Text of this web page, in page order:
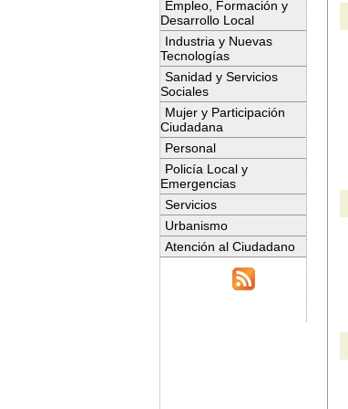
Empleo, Formación y
Desarrollo Local
Industria y Nuevas
Tecnologías
Sanidad y Servicios
Sociales
Mujer y Participación
Ciudadana
Personal
Policía Local y
Emergencias
Servicios
Urbanismo
Atención al Ciudadano